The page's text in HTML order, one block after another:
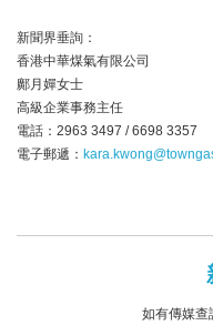
新聞界垂詢：
香港中華煤氣有限公
鄺月嬋女士
高級企業事務主任
電話：2963 3497 / 6698 3357
電子郵遞：
如有傳媒查